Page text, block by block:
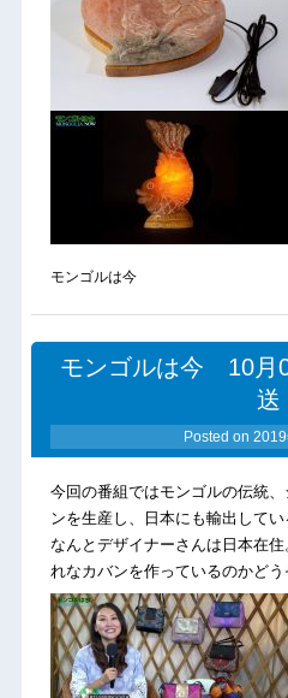
モンゴルは今
モンゴルは今 10月
送
Posted on
今回の番組ではモンゴルの伝統
ンを生産し、日本にも輸出してい
なんとデザイナーさんは日本在
れなカバンを作っているのかどう